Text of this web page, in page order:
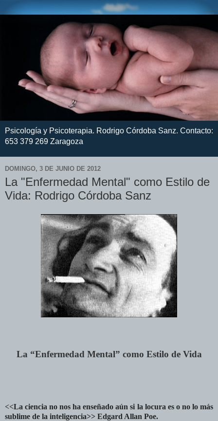
Psicología y Psicoterapia. Rodrigo Córdoba Sanz. Contacto:
653 379 269 Zaragoza
DOMINGO, 3 DE JUNIO DE 2012
La "Enfermedad Mental" como Estilo de
Vida: Rodrigo Córdoba Sanz
La “Enfermedad Mental” como Estilo de Vida
<<La ciencia no nos ha enseñado aún si la locura es o no lo más
sublime de la inteligencia>> Edgard Allan Poe.